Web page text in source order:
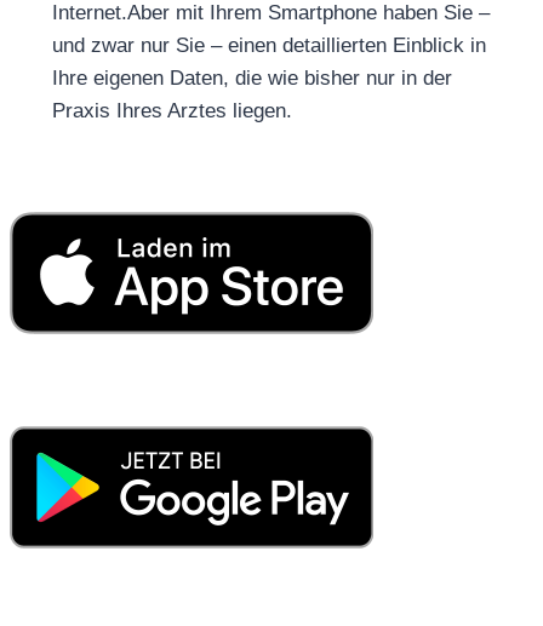
Internet.Aber mit Ihrem Smartphone haben Sie –
und zwar nur Sie – einen detaillierten Einblick in
Ihre eigenen Daten, die wie bisher nur in der
Praxis Ihres Arztes liegen.